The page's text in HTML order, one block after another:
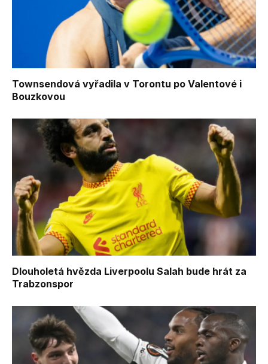
Townsendová vyřadila v Torontu po Valentové i
Bouzkovou
Dlouholetá hvězda Liverpoolu Salah bude hrát za
Trabzonspor